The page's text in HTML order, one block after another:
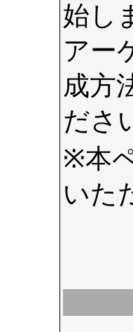
始し
アー
成方
ださ
※本
いた